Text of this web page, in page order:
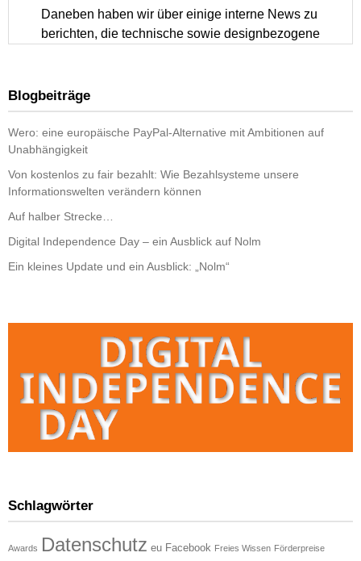
Blogbeiträge
Wero: eine europäische PayPal-Alternative mit Ambitionen auf
Unabhängigkeit
Von kostenlos zu fair bezahlt: Wie Bezahlsysteme unsere
Informationswelten verändern können
Auf halber Strecke…
Digital Independence Day – ein Ausblick auf Nolm
Ein kleines Update und ein Ausblick: „Nolm“
Schlagwörter
Awards Datenschutz eu Facebook Freies Wissen Förderpreise